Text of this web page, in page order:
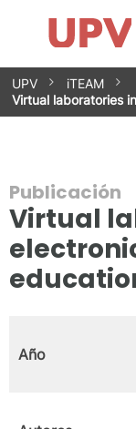
Saltar
contenido
Impacto
Grupos de
Instalaciones
Spin-offs
Contacto
Prácticas
Noticias
Unidad de
UPV
iTEAM
Virtual laboratories
Publicación
Virtual
Año